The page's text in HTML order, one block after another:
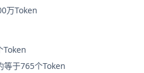
万Token
Token
等于765个Token